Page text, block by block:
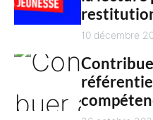
10 décembre